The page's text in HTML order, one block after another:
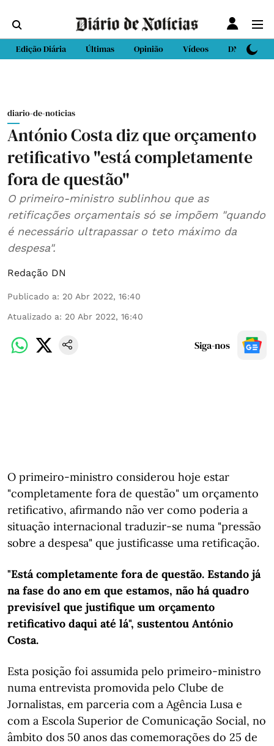
Edição Diária Últimas Opinião Vídeos DN Sport
diario-de-noticias
António Costa diz que orçamento
retificativo "está completamente
fora de questão"
O primeiro-ministro sublinhou que as
retificações orçamentais só se impõem "quando
é necessário ultrapassar o teto máximo da
despesa".
Redação DN
Publicado a: 20 Abr 2022, 16:40
Atualizado a: 20 Abr 2022, 16:40
Siga-nos
O primeiro-ministro considerou hoje estar
"completamente fora de questão" um orçamento
retificativo, afirmando não ver como poderia a
situação internacional traduzir-se numa "pressão
sobre a despesa" que justificasse uma retificação.
"Está completamente fora de questão. Estando já
na fase do ano em que estamos, não há quadro
previsível que justifique um orçamento
retificativo daqui até lá", sustentou António
Costa.
Esta posição foi assumida pelo primeiro-ministro
numa entrevista promovida pelo Clube de
Jornalistas, em parceria com a Agência Lusa e
com a Escola Superior de Comunicação Social, no
âmbito dos 50 anos das comemorações do 25 de